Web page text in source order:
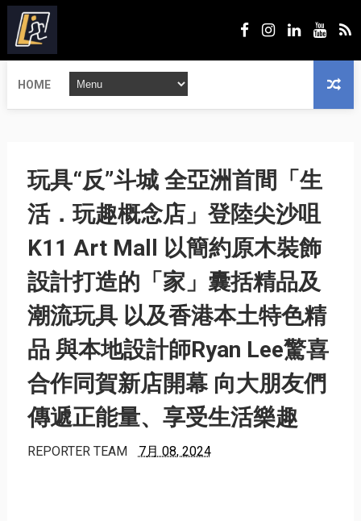
HOME
玩具“反”斗城 全亞洲首間「生
活．玩趣概念店」登陸尖沙咀
K11 Art Mall 以簡約原木裝飾
設計打造的「家」囊括精品及
潮流玩具 以及香港本土特色精
品 與本地設計師Ryan Lee驚喜
合作同賀新店開幕 向大朋友們
傳遞正能量、享受生活樂趣
REPORTER TEAM 7月 08, 2024